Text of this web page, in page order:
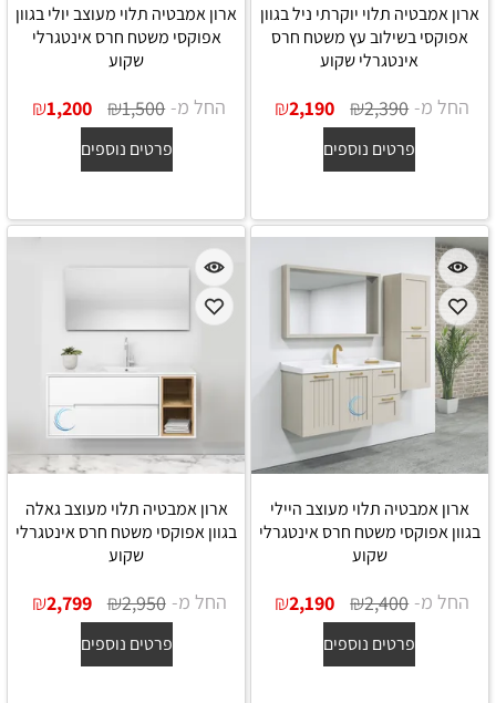
ארון אמבטיה תלוי יוקרתי ניל בגוון
אפוקסי בשילוב עץ משטח חרס
אינטגרלי שקוע
החל מ- ₪2,390
₪2,190
פרטים נוספים
ארון אמבטיה תלוי מעוצב יולי בגוון
אפוקסי משטח חרס אינטגרלי
שקוע
החל מ- ₪1,500
₪1,200
פרטים נוספים
ארון אמבטיה תלוי מעוצב היילי
בגוון אפוקסי משטח חרס אינטגרלי
שקוע
החל מ- ₪2,400
₪2,190
פרטים נוספים
ארון אמבטיה תלוי מעוצב גאלה
בגוון אפוקסי משטח חרס אינטגרלי
שקוע
החל מ- ₪2,950
₪2,799
פרטים נוספים